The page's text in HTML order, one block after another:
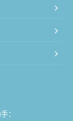
：